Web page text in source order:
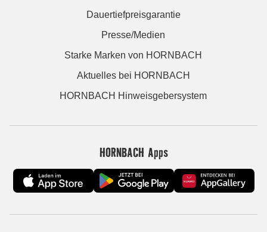
Dauertiefpreisgarantie
Presse/Medien
Starke Marken von HORNBACH
Aktuelles bei HORNBACH
HORNBACH Hinweisgebersystem
HORNBACH Apps